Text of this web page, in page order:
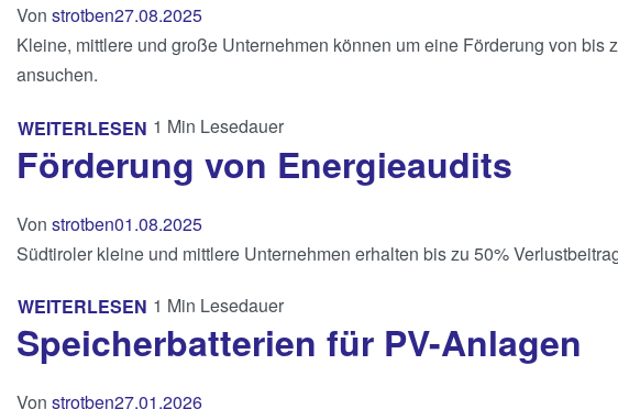
Von strotben27.08.2025
Kleine, mittlere und große Unternehmen können um eine Förderung von
ansuchen.
WEITERLESEN 1 Min Lesedauer
Förderung von Energieaudits
Von strotben01.08.2025
Südtiroler kleine und mittlere Unternehmen erhalten bis zu 50%
WEITERLESEN 1 Min Lesedauer
Speicherbatterien für PV-Anlagen
Von strotben27.01.2026